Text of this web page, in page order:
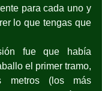
para cada uno y
lo que tengas que
fue que había
el primer tramo,
metros (los más